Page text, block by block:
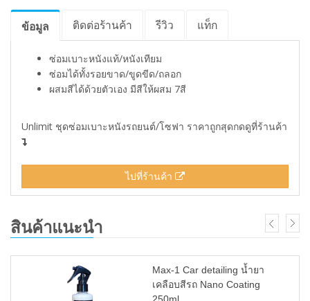
ข้อมูล ติดต่อร้านค้า รีวิว แท็ก
ซ่อมเบาะหนังแท้/หนังเทียม
ซ่อมได้ทั้งรอยขาด/ขูดขีด/ถลอก
ผสมสีได้ด้วยตัวเอง มีสีให้ผสม 7สี
Unlimit ชุดซ่อมเบาะหนังรถยนต์/โซฟา ราคาถูกสุดกดดูที่ร้านค้า
ไปที่ร้านค้า
สินค้าแนะนำ
Max-1 Car detailing น้ำยา
เคลือบสีรถ Nano Coating